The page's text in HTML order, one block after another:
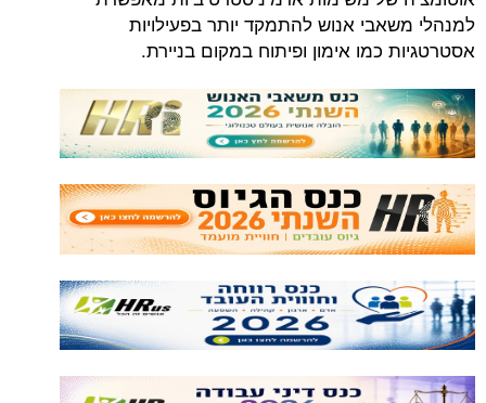
למנהלי משאבי אנוש להתמקד יותר בפעילויות
אסטרטגיות כמו אימון ופיתוח במקום בניירת.